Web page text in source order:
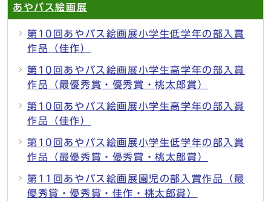
あやバス絵画展
第10回あやバス絵画展小学生低学年の部入賞
作品（佳作）
第10回あやバス絵画展小学生高学年の部入賞
作品（最優秀賞・優秀賞・桃太郎賞）
第10回あやバス絵画展小学生高学年の部入賞
作品（佳作）
第10回あやバス絵画展小学生低学年の部入賞
作品（最優秀賞・優秀賞・桃太郎賞）
第11回あやバス絵画展園児の部入賞作品（最
優秀賞・優秀賞・佳作・桃太郎賞）